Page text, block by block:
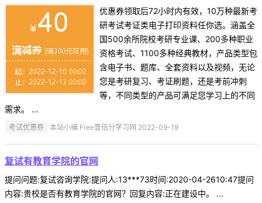
优惠券领取后72小时内有效，10万种最新考
研考试考证类电子打印资料任你选。涵盖全
国500余所院校考研专业课、200多种职业
资格考试、1100多种经典教材，产品类型包
含电子书、题库、全套资料以及视频，无论
您是考研复习、考证刷题，还是考前冲刺
等，不同类型的产品可满足您学习上的不同
需求。 ...
考试优惠券 本站小编 Free壹佰分学习网 2022-09-19
复试有教育学院的官网
提问问题:复试咨询学院:提问人:13***73时间:2020-04-2610:47提问
内容:贵校是否有教育学院的官网？回复内容:正在建设中。 ...